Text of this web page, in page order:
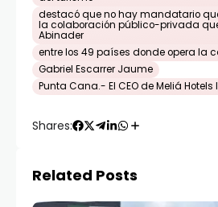
destacó que no hay mandatario
la colaboración público-privada
Abinader
entre los 49 países donde opera la
Gabriel Escarrer Jaume
Punta Cana.- El CEO de Meliá
Shares:
Related Posts